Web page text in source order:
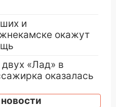
и
окажут
«Лад» в
оказалась